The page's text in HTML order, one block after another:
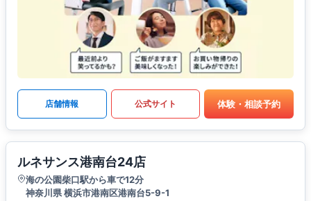
店舗情報 公式サイト 体験・相談予約
ルネサンス港南台24店
海の公園柴口駅から車で12分
神奈川県 横浜市港南区港南台5-9-1